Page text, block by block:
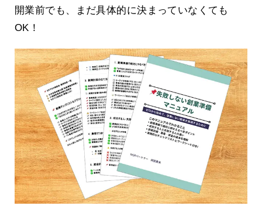
開業前でも、まだ具体的に決まっていなくても
OK！